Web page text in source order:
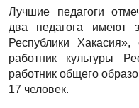
Лучшие педагоги
два педагога имеют
Республики
работник культуры
работник общего
17 человек.